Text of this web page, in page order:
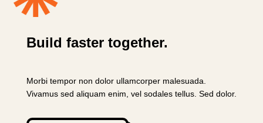
Build faster together.
Morbi tempor non dolor ullamcorper malesuada.
Vivamus sed aliquam enim, vel sodales tellus. Sed dolor.